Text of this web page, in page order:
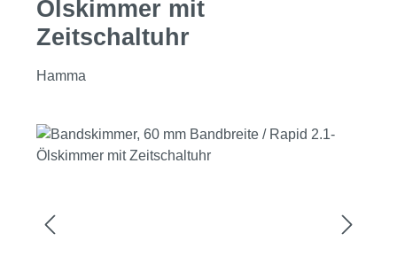
Ölskimmer mit
Zeitschaltuhr
Hamma
Bildergalerie überspringen